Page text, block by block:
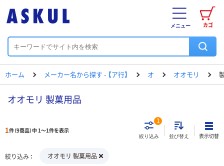
カゴ
メニュー
ホーム メーカー名から探す - 【ア行】 オ オオモリ
オオモリ 製菓用品
1件（9商品）中 1～1件を表示
絞り込み
1
並び替え 表示切替
絞り込み オオモリ 製菓用品